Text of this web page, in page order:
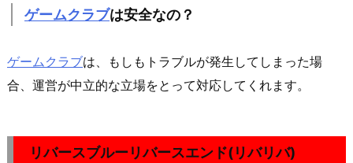
ゲームクラブは安全なの？
ゲームクラブは、もしもトラブルが発生してしまった場
合、運営が中立的な立場をとって対応してくれます。
リバースブルーリバースエンド(リバリバ)